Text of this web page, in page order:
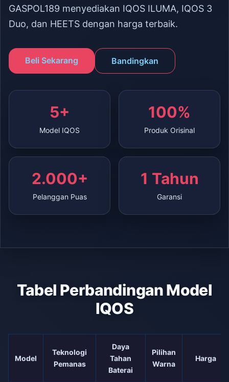
GASPOL189 menyediakan IQOS ILUMA, IQOS 3
Duo, dan HEETS dengan harga terbaik.
Beli Sekarang Bandingkan
5+
Model IQOS
100%
Produk Orisinal
2.000+
Pelanggan Puas
1 Tahun
Garansi
Tabel Perbandingan Model
IQOS
Model
Teknologi
Pemanas
Daya
Tahan
Baterai
Pilihan
Warna
Harga